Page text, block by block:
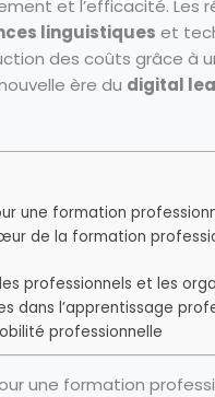
et l’efficacité.
linguistiques et
des coûts grâce à
ère du digital
une formation
de la formation
professionnels et les
dans l’apprentissage
professionnelle
une formation